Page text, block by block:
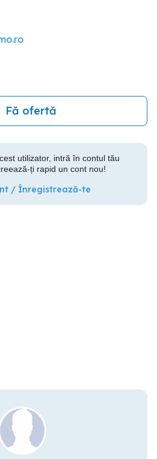
Fă ofertă
utilizator, intră în contul tău
ți rapid un cont nou!
/ Înregistrează-te